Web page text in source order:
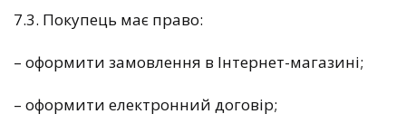
7.3. Покупець має право:
– оформити замовлення в Інтернет-магазині;
– оформити електронний договір;